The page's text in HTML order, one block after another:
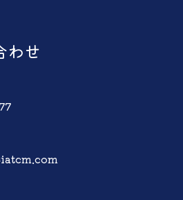
わせ